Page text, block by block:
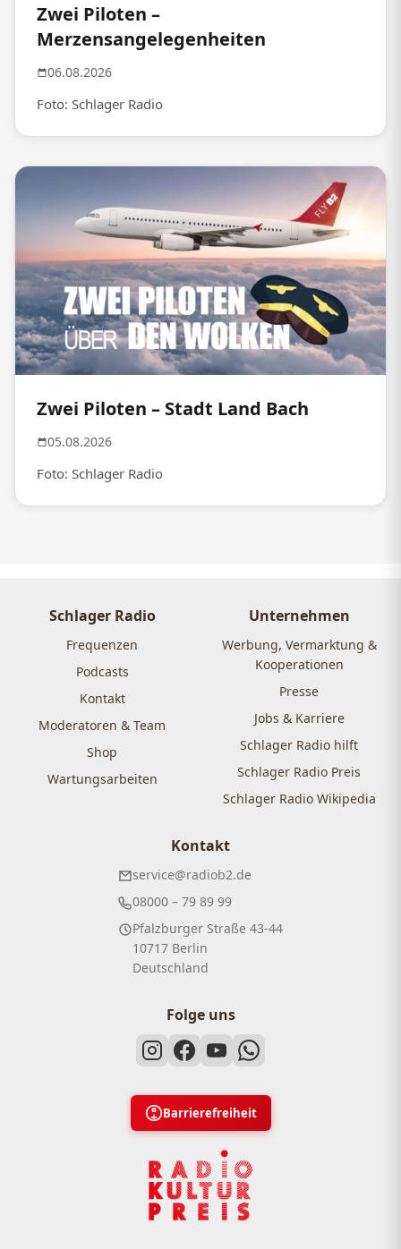
Zwei Piloten –
Merzensangelegenheiten
06.08.2026
Foto: Schlager Radio
Zwei Piloten – Stadt Land Bach
05.08.2026
Foto: Schlager Radio
Schlager Radio
Frequenzen
Podcasts
Kontakt
Moderatoren & Team
Shop
Wartungsarbeiten
Unternehmen
Werbung, Vermarktung &
Kooperationen
Presse
Jobs & Karriere
Schlager Radio hilft
Schlager Radio Preis
Schlager Radio Wikipedia
Kontakt
service@radiob2.de
08000 – 79 89 99
Pfalzburger Straße 43-44
10717 Berlin
Deutschland
Folge uns
Barrierefreiheit